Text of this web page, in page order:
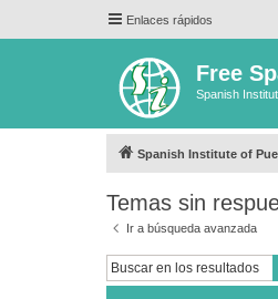
Enlaces rápidos
Free
Spanish
Spanish Institute of
Temas sin
Ir a búsqueda avanzada